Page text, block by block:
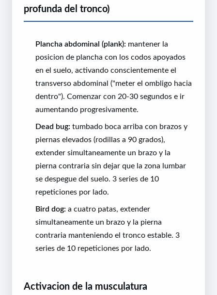
profunda del tronco)
Plancha abdominal (plank): mantener la
posicion de plancha con los codos apoyados
en el suelo, activando conscientemente el
transverso abdominal ("meter el ombligo hacia
dentro"). Comenzar con 20-30 segundos e ir
aumentando progresivamente.
Dead bug: tumbado boca arriba con brazos y
piernas elevados (rodillas a 90 grados),
extender simultaneamente un brazo y la
pierna contraria sin dejar que la zona lumbar
se despegue del suelo. 3 series de 10
repeticiones por lado.
Bird dog: a cuatro patas, extender
simultaneamente un brazo y la pierna
contraria manteniendo el tronco estable. 3
series de 10 repeticiones por lado.
Activacion de la musculatura